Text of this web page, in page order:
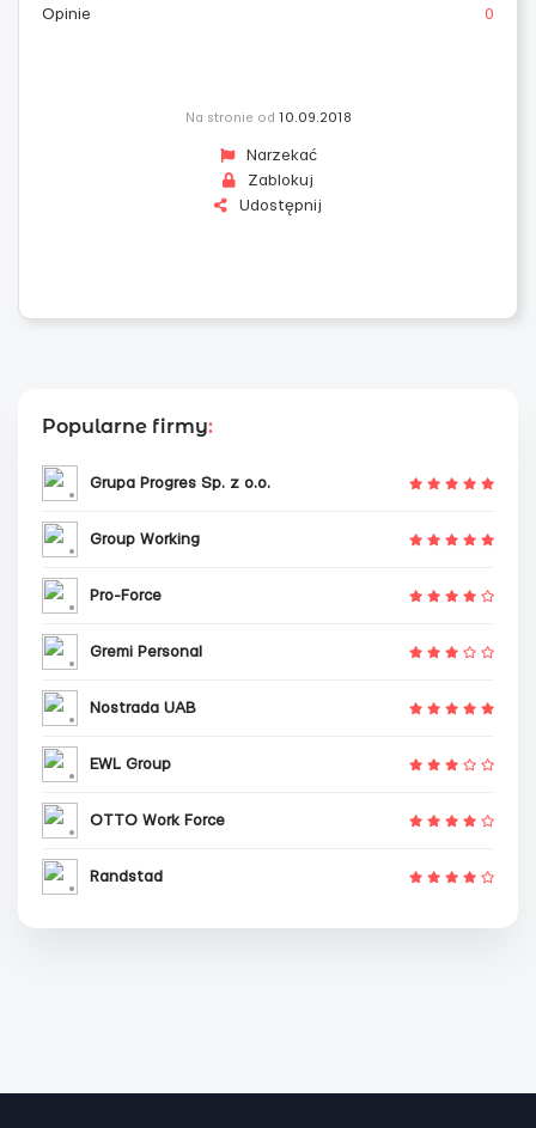
Opinie
0
Na stronie od 10.09.2018
Narzekać
Zablokuj
Udostępnij
Popularne firmy:
Grupa Progres Sp. z o.o.
Group Working
Pro-Force
Gremi Personal
Nostrada UAB
EWL Group
OTTO Work Force
Randstad